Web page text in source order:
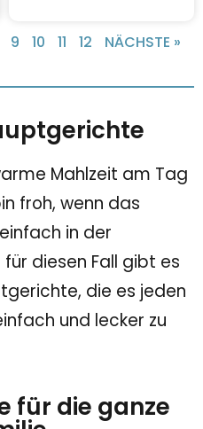
9 10 11 12 NÄCHSTE »
Mahlzeit am Tag
froh, wenn das
in der
diesen Fall gibt es
die es jeden
und lecker zu
für die ganze